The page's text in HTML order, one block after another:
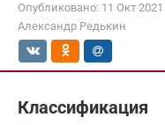
Опубликовано: 11 Окт 2021
Александр Редькин
Классификация